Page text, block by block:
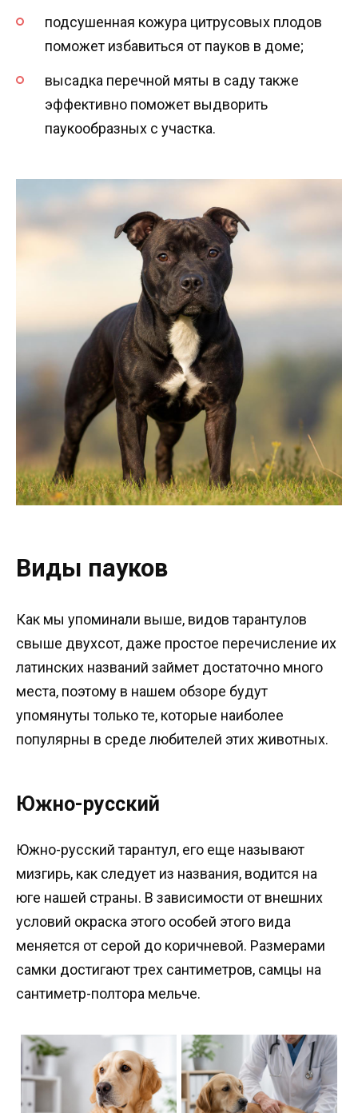
подсушенная кожура цитрусовых плодов
поможет избавиться от пауков в доме;
высадка перечной мяты в саду также
эффективно поможет выдворить
паукообразных с участка.
Виды пауков
Как мы упоминали выше, видов тарантулов
свыше двухсот, даже простое перечисление их
латинских названий займет достаточно много
места, поэтому в нашем обзоре будут
упомянуты только те, которые наиболее
популярны в среде любителей этих животных.
Южно-русский
Южно-русский тарантул, его еще называют
мизгирь, как следует из названия, водится на
юге нашей страны. В зависимости от внешних
условий окраска этого особей этого вида
меняется от серой до коричневой. Размерами
самки достигают трех сантиметров, самцы на
сантиметр-полтора мельче.